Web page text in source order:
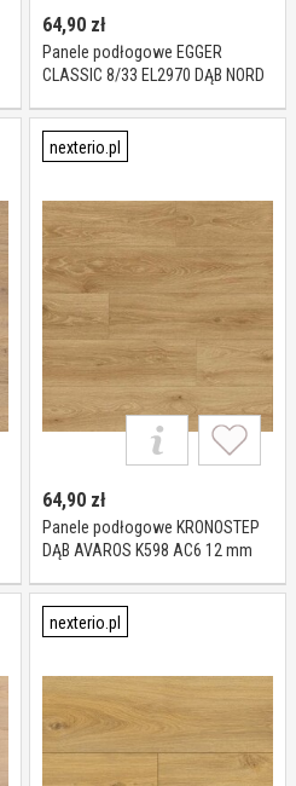
64,90 zł
Panele podłogowe EGGER
CLASSIC 8/33 EL2970 DĄB NORD
nexterio.pl
64,90 zł
Panele podłogowe KRONOSTEP
DĄB AVAROS K598 AC6 12 mm
nexterio.pl